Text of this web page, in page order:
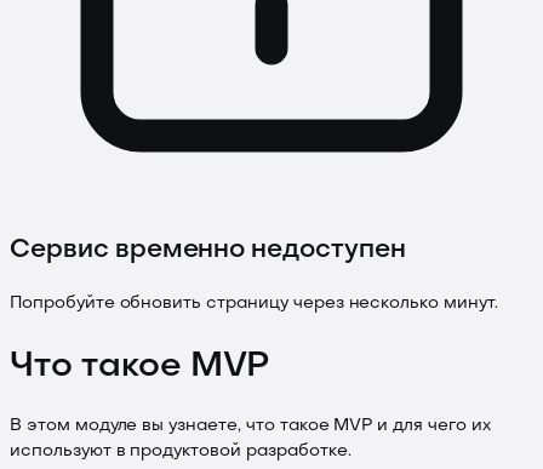
Сервис временно недоступен
Попробуйте обновить страницу через несколько минут.
Что такое MVP
В этом модуле вы узнаете, что такое MVP и для чего их
используют в продуктовой разработке.